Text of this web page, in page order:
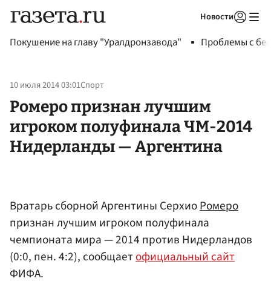
Новости
Покушение на главу "Уралдронзавода" Проблемы с
10 июля 2014 03:01Спорт
Ромеро признан лучшим
игроком полуфинала ЧМ-2014
Нидерланды — Аргентина
Вратарь сборной Аргентины СерхиоРомеро
признан лучшим игроком полуфинала
чемпионата мира — 2014 против Нидерландов
(0:0, пен. 4:2), сообщаетофициальный сайт
ФИФА.